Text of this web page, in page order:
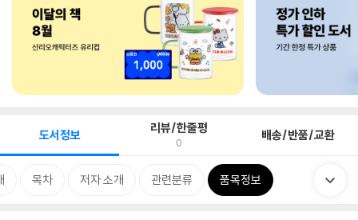
도서정보 리뷰/한줄평
0 배송/반품/교환
목차 저자 소개 관련분류 품목정보